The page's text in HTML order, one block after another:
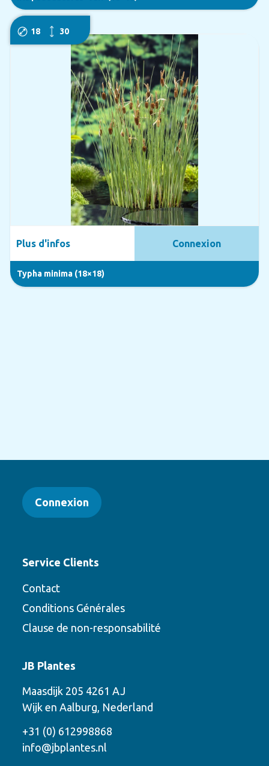
18 30
Typha minima (18×18)
Plus d'infos Connexion
options suivantes
Connexion
Service Clients
Contact
Conditions Générales
Clause de non-responsabilité
JB Plantes
Maasdijk 205 4261 AJ
Wijk en Aalburg, Nederland
+31 (0) 612998868
info@jbplantes.nl